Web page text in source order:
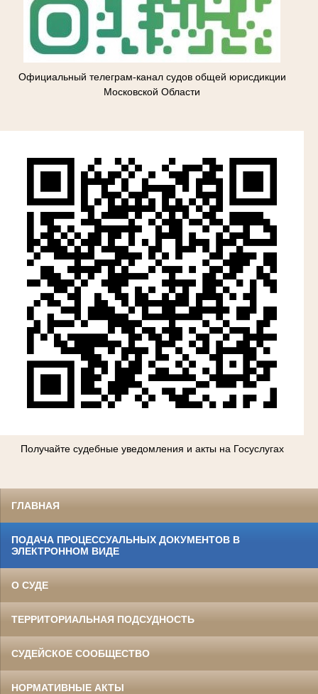
Официальный телеграм-канал судов общей юрисдикции
Московской Области
Получайте судебные уведомления и акты на Госуслугах
ГЛАВНАЯ
ПОДАЧА ПРОЦЕССУАЛЬНЫХ ДОКУМЕНТОВ В
ЭЛЕКТРОННОМ ВИДЕ
О СУДЕ
ТЕРРИТОРИАЛЬНАЯ ПОДСУДНОСТЬ
СУДЕЙСКОЕ СООБЩЕСТВО
НОРМАТИВНЫЕ АКТЫ